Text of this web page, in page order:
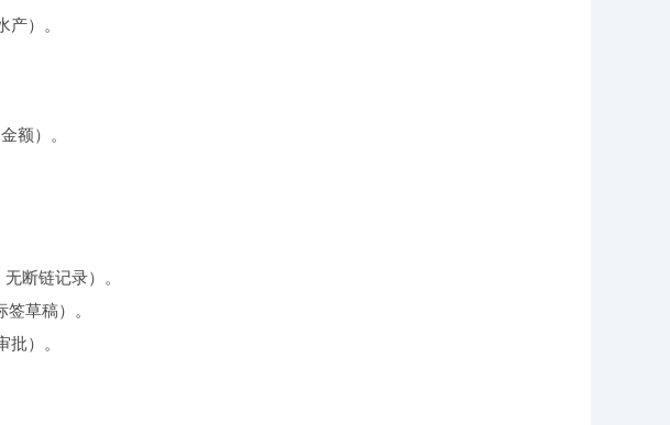
）。
额）。
断链记录）。
草稿）。
）。